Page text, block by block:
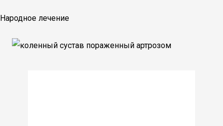
Народное лечение